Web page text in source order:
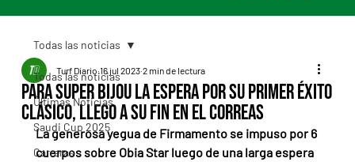
Todas las noticias
Últimas Noticias
Saudi Cup 2025
Carreras
Todas las noticias
Para Super Bijou la espera por su primer éxito
clásico, llego a su fin en el Correas
Turf Diario 16 jul 2023 2 min de lectura
La generosa yegua de Firmamento se impuso por 6
cuerpos sobre Obia Star luego de una larga espera